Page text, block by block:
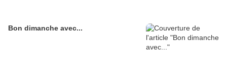
Bon dimanche avec...